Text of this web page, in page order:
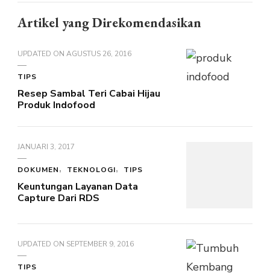
Artikel yang Direkomendasikan
UPDATED ON AGUSTUS 26, 2016
TIPS
Resep Sambal Teri Cabai Hijau
Produk Indofood
JANUARI 3, 2017
DOKUMEN TEKNOLOGI TIPS
Keuntungan Layanan Data
Capture Dari RDS
UPDATED ON SEPTEMBER 9, 2016
TIPS